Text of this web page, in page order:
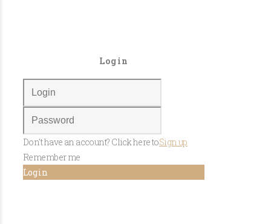
Login
Don't have an account? Click here toSign up
Remember me
Log in